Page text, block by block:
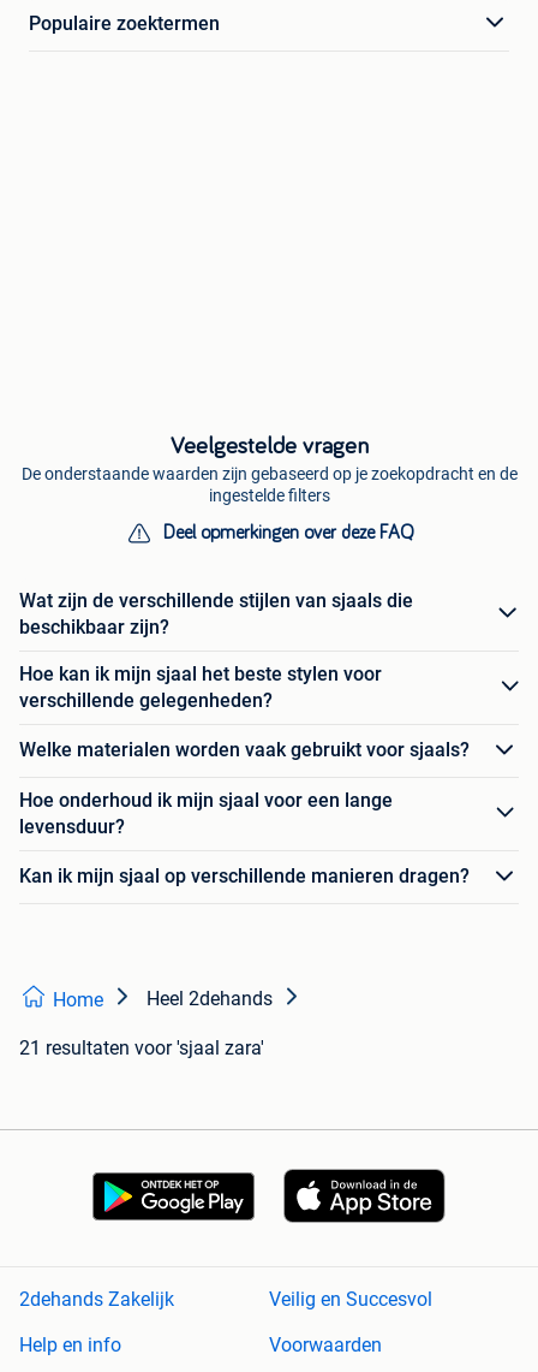
Populaire zoektermen
Veelgestelde vragen
De onderstaande waarden zijn gebaseerd op je zoekopdracht en de
ingestelde filters
Deel opmerkingen over deze FAQ
Wat zijn de verschillende stijlen van sjaals die
beschikbaar zijn?
Hoe kan ik mijn sjaal het beste stylen voor
verschillende gelegenheden?
Welke materialen worden vaak gebruikt voor sjaals?
Hoe onderhoud ik mijn sjaal voor een lange
levensduur?
Kan ik mijn sjaal op verschillende manieren dragen?
Home Heel 2dehands
21 resultaten voor 'sjaal zara'
2dehands Zakelijk
Veilig en Succesvol
Help en info
Voorwaarden